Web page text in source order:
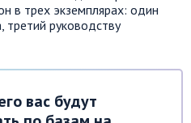
в трех экземплярах: один
третий руководству
вас будут